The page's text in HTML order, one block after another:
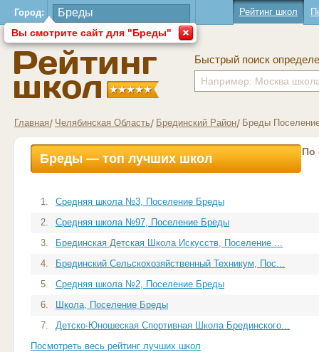
Город:
Вы смотрите сайт для "Бреды"
Рейтинг школ
Быстрый поиск
Главная Челябинская Область Брединский Район Бреды
Бреды — топ лучших школ По
1.
Средняя школа №3, Поселение Бреды
2.
Средняя школа №97, Поселение Бреды
3.
Брединская Детская Школа Искусств, Поселение ...
4.
Брединский Сельскохозяйственный Техникум, Пос...
5.
Средняя школа №2, Поселение Бреды
6.
Школа, Поселение Бреды
7.
Детско-Юношеская Спортивная Школа Брединского...
Посмотреть весь рейтинг лучших школ